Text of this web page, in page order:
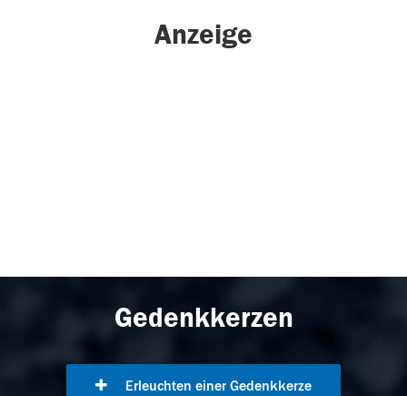
Anzeige
Gedenkkerzen
Erleuchten einer Gedenkkerze